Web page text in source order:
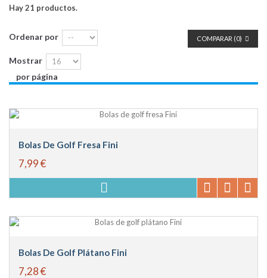
Hay 21 productos.
COMPARAR (0)
Ordenar por
Mostrar
por página
Bolas De Golf Fresa Fini
7,99 €
Bolas De Golf Plátano Fini
7,28 €